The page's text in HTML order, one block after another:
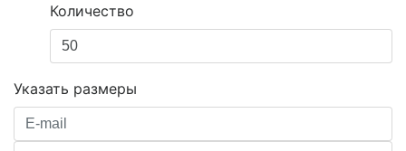
Количество
Указать размеры